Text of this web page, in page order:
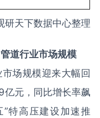
研天下数据中心整理
道行业市场规模
场规模迎来大幅回
元，同比增长率飙
”特高压建设加速推